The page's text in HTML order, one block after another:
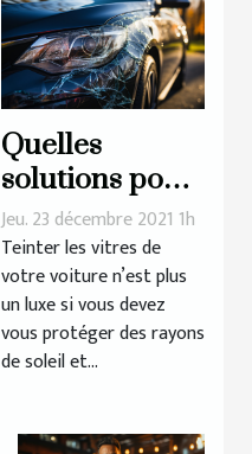
Quelles
solutions pour
teinter les
vitres de sa
voiture ?
Jeu. 23 décembre 2021 1h
Teinter les vitres de
votre voiture n’est plus
un luxe si vous devez
vous protéger des rayons
de soleil et...